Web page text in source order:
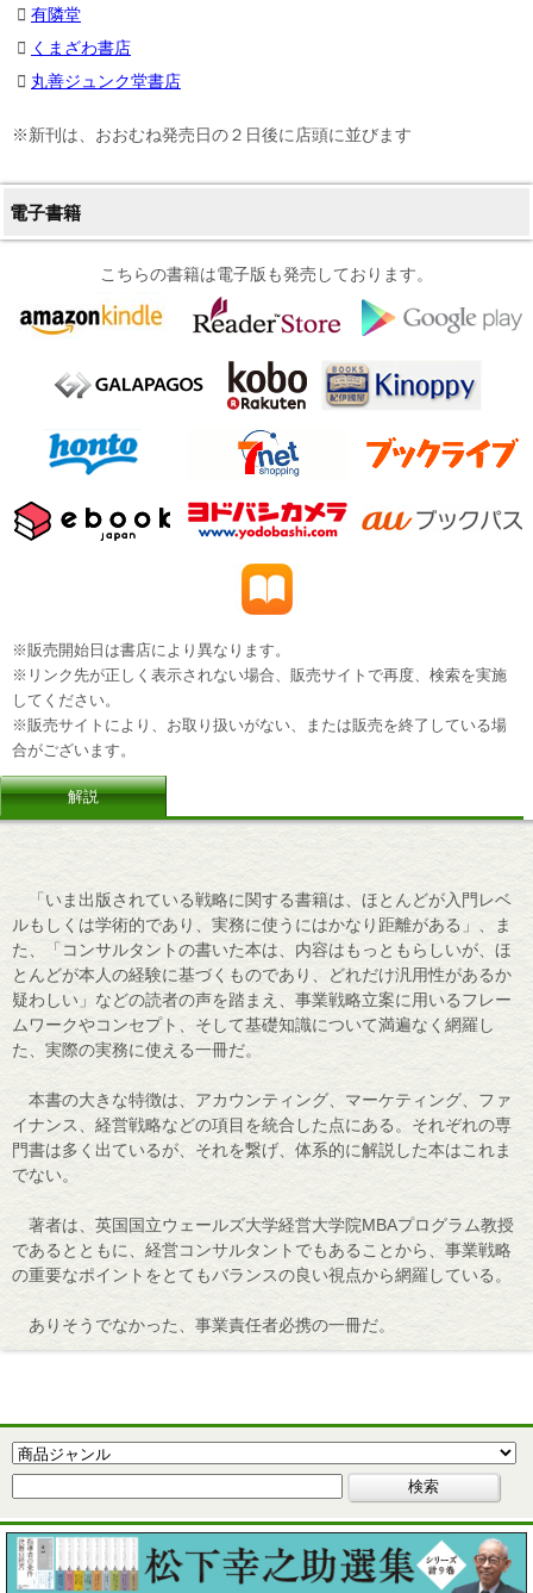
有隣堂
くまざわ書店
丸善ジュンク堂書店
※新刊は、おおむね発売日の２日後に店頭に並びます
電子書籍
こちらの書籍は電子版も発売しております。
※販売開始日は書店により異なります。
※リンク先が正しく表示されない場合、販売サイトで再度、検索を実施
してください。
※販売サイトにより、お取り扱いがない、または販売を終了している場
合がございます。
解説
「いま出版されている戦略に関する書籍は、ほとんどが入門レベ
ルもしくは学術的であり、実務に使うにはかなり距離がある」、ま
た、「コンサルタントの書いた本は、内容はもっともらしいが、ほ
とんどが本人の経験に基づくものであり、どれだけ汎用性があるか
疑わしい」などの読者の声を踏まえ、事業戦略立案に用いるフレー
ムワークやコンセプト、そして基礎知識について満遍なく網羅し
た、実際の実務に使える一冊だ。
本書の大きな特徴は、アカウンティング、マーケティング、ファ
イナンス、経営戦略などの項目を統合した点にある。それぞれの専
門書は多く出ているが、それを繋げ、体系的に解説した本はこれま
でない。
著者は、英国国立ウェールズ大学経営大学院MBAプログラム教授
であるとともに、経営コンサルタントでもあることから、事業戦略
の重要なポイントをとてもバランスの良い視点から網羅している。
ありそうでなかった、事業責任者必携の一冊だ。